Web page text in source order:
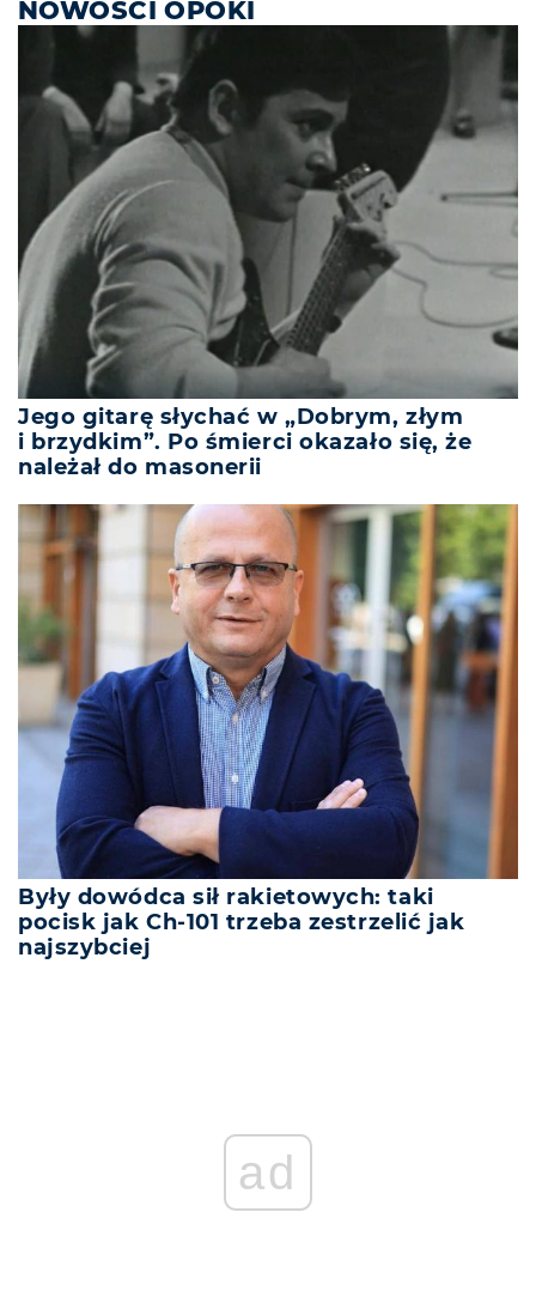
NOWOŚCI OPOKI
Jego gitarę słychać w „Dobrym, złym
i brzydkim”. Po śmierci okazało się, że
należał do masonerii
Były dowódca sił rakietowych: taki
pocisk jak Ch-101 trzeba zestrzelić jak
najszybciej
ad